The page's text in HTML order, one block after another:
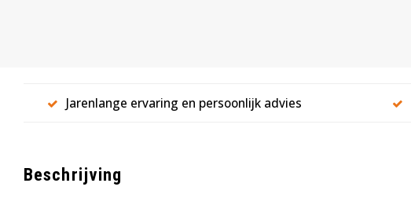
Jarenlange ervaring en persoonlijk advies
Beschrijving